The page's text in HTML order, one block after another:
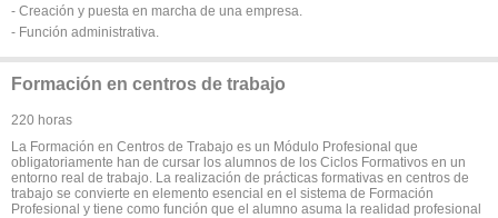
- Creación y puesta en marcha de una empresa.
- Función administrativa.
Formación en centros de trabajo
220 horas
La Formación en Centros de Trabajo es un Módulo Profesional que
obligatoriamente han de cursar los alumnos de los Ciclos Formativos en un
entorno real de trabajo. La realización de prácticas formativas en centros de
trabajo se convierte en elemento esencial en el sistema de Formación
Profesional y tiene como función que el alumno asuma la realidad profesional